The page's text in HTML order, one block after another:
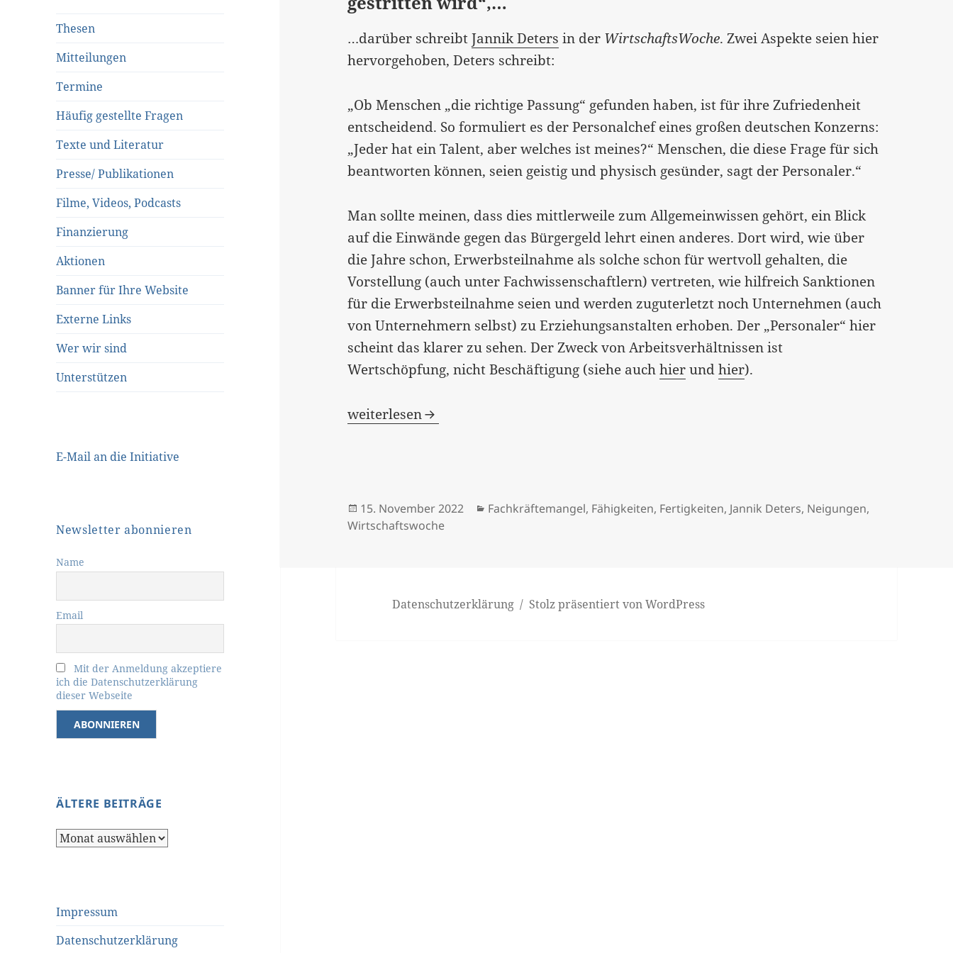
Thesen
Mitteilungen
Termine
Häufig gestellte Fragen
Texte und Literatur
Presse/ Publikationen
Filme, Videos, Podcasts
Finanzierung
Aktionen
Banner für Ihre Website
Externe Links
Wer wir sind
Unterstützen
E-Mail an die Initiative
Newsletter abonnieren
Name
Email
Mit der Anmeldung akzeptiere
ich die Datenschutzerklärung
dieser Webseite
ÄLTERE BEITRÄGE
Ältere
Impressum
Datenschutzerklärung
…darüber schreibtJannik Deters in der WirtschaftsWoche. Zwei Aspekte seien hier
hervorgehoben, Deters schreibt:
„Ob Menschen „die richtige Passung“ gefunden haben, ist für ihre Zufriedenheit
entscheidend. So formuliert es der Personalchef eines großen deutschen Konzerns:
„Jeder hat ein Talent, aber welches ist meines?“ Menschen, die diese Frage für sich
beantworten können, seien geistig und physisch gesünder, sagt der Personaler.“
Man sollte meinen, dass dies mittlerweile zum Allgemeinwissen gehört, ein Blick
auf die Einwände gegen das Bürgergeld lehrt einen anderes. Dort wird, wie über
die Jahre schon, Erwerbsteilnahme als solche schon für wertvoll gehalten, die
Vorstellung (auch unter Fachwissenschaftlern) vertreten, wie hilfreich Sanktionen
für die Erwerbsteilnahme seien und werden zuguterletzt noch Unternehmen (auch
von Unternehmern selbst) zu Erziehungsanstalten erhoben. Der „Personaler“ hier
scheint das klarer zu sehen. Der Zweck von Arbeitsverhältnissen ist
Wertschöpfung, nicht Beschäftigung (siehe auchhierundhier).
„Warum so leidenschaftlich übers Grundeinkommen gestritten wird“,…
weiterlesen
Veröffentlicht
am
15. November 2022 Kategorien
Fachkräftemangel, Fähigkeiten, Fertigkeiten, Jannik Deters, Neigungen,
Wirtschaftswoche
Datenschutzerklärung Stolz präsentiert von WordPress